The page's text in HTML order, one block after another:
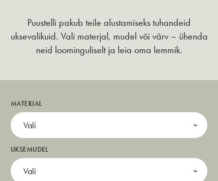
Puustelli pakub teile alustamiseks tuhandeid
uksevalikuid. Vali materjal, mudel või värv – ühenda
neid loominguliselt ja leia oma lemmik.
MATERJAL
Vali
UKSEMUDEL
Vali